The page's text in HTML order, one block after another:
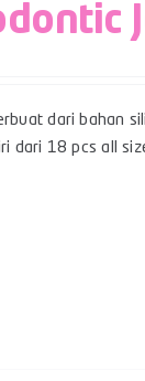
dari bahan
dari 18 pcs all